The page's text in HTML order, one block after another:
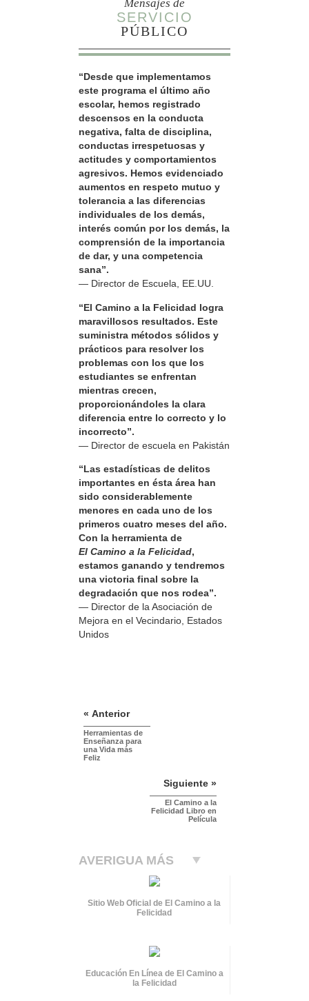
Mensajes de
SERVICIO
PÚBLICO
“Desde que implementamos
este programa el último año
escolar, hemos registrado
descensos en la conducta
negativa, falta de disciplina,
conductas irrespetuosas y
actitudes y comportamientos
agresivos. Hemos evidenciado
aumentos en respeto mutuo y
tolerancia a las diferencias
individuales de los demás,
interés común por los demás, la
comprensión de la importancia
de dar, y una competencia
sana”.
— Director de Escuela, EE.UU.
“El Camino a la Felicidad logra
maravillosos resultados. Este
suministra métodos sólidos y
prácticos para resolver los
problemas con los que los
estudiantes se enfrentan
mientras crecen,
proporcionándoles la clara
diferencia entre lo correcto y lo
incorrecto”.
— Director de escuela en Pakistán
“Las estadísticas de delitos
importantes en ésta área han
sido considerablemente
menores en cada uno de los
primeros cuatro meses del año.
Con la herramienta de
El Camino a la Felicidad,
estamos ganando y tendremos
una victoria final sobre la
degradación que nos rodea”.
— Director de la Asociación de
Mejora en el Vecindario, Estados
Unidos
« Anterior
Herramientas de
Enseñanza para
una Vida más
Feliz
Siguiente »
El Camino a la
Felicidad Libro en
Película
AVERIGUA MÁS
Sitio Web Oficial de El Camino a la
Felicidad
Educación En Línea de El Camino a
la Felicidad